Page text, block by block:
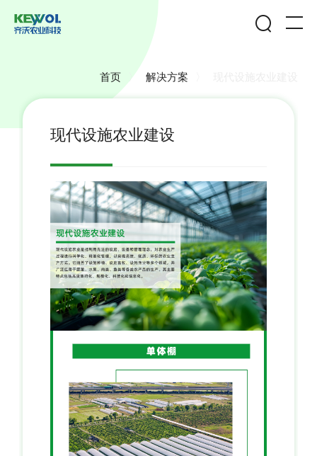
首页 〉 解决方案
现代设施农业建设